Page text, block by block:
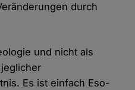
durch
und nicht als
Es ist einfach Eso-